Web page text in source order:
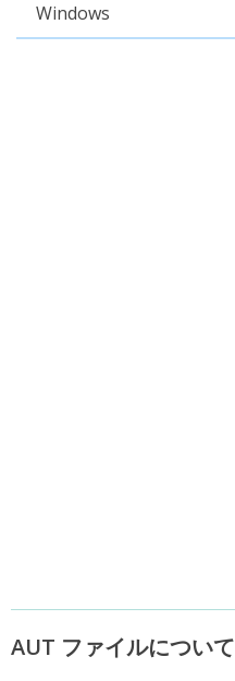
Windows
AUT ファイルについて